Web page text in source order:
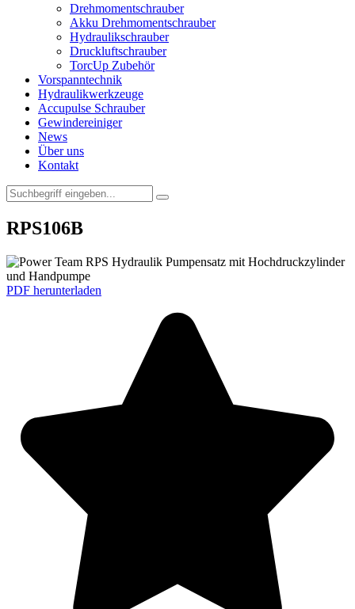
Drehmomentschrauber
Akku Drehmomentschrauber
Hydraulikschrauber
Druckluftschrauber
TorcUp Zubehör
Vorspanntechnik
Hydraulikwerkzeuge
Accupulse Schrauber
Gewindereiniger
News
Über uns
Kontakt
RPS106B
PDF herunterladen